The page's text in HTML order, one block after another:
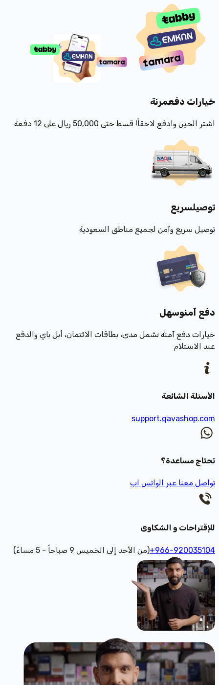
خيارات دفعمرنة
اشتر الحين وادفع لاحقاً! قسط حتى 50,000 ريال على 12 دفعة
توصيلسريع
توصيل سريع وآمن لجميع مناطق السعودية
دفع آمنوسهل
خيارات دفع آمنة تشمل مدى، بطاقات الائتمان، أبل باي والدفع
عند الاستلام
الأسئلة الشائعة
support.qavashop.com
تحتاج مساعدة؟
تواصل معنا عبر الواتس اب
للإقتراحات و الشكاوى
+966-920035104(من الأحد إلى الخميس 9 صباحاً - 5 مساءً)